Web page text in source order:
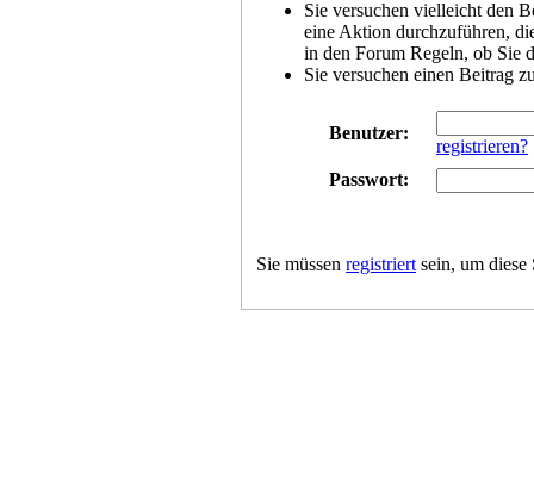
Sie versuchen vielleicht den
eine Aktion durchzuführen,
in den Forum Regeln, ob Sie
Sie versuchen einen Beitrag
Benutzer:
registrieren?
Passwort:
Sie müssenregistriert sein, um